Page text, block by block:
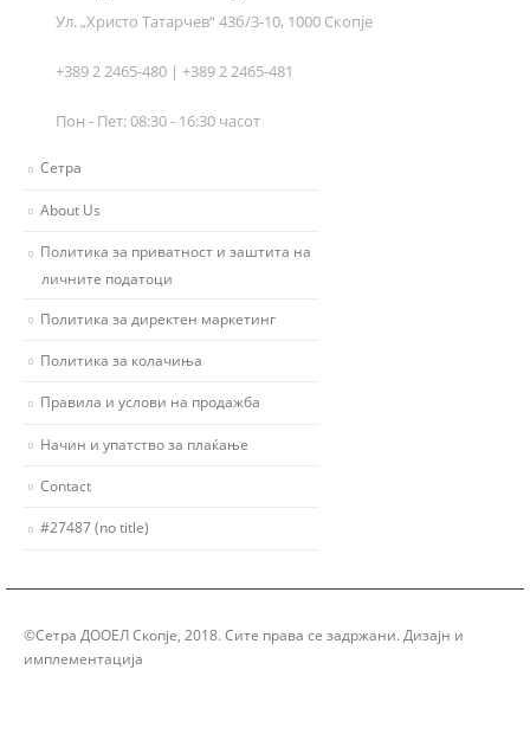
Ул. „Христо Татарчев“ 43б/3-10, 1000 Скопје
+389 2 2465-480 | +389 2 2465-481
Пон - Пет: 08:30 - 16:30 часот
Сетра
About Us
Политика за приватност и заштита на
личните податоци
Политика за директен маркетинг
Политика за колачиња
Правила и услови на продажба
Начин и упатство за плаќање
Contact
#27487 (no title)
©Сетра ДООЕЛ Скопје, 2018. Сите права се задржани. Дизајн и
имплементација